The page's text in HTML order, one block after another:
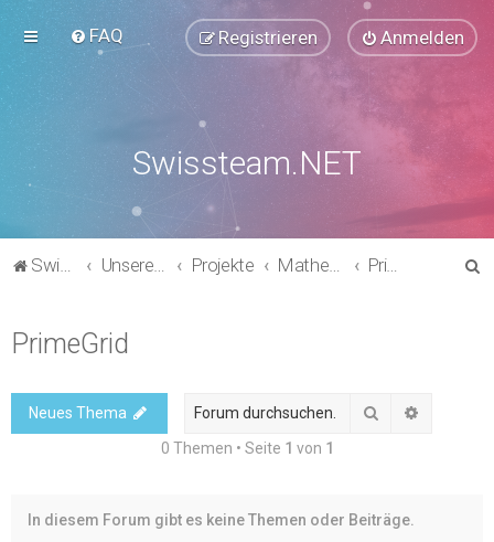
FAQ Anmelden
Registrieren
Swissteam.NET
Swissteam.NET Unsere Foren Projekte Mathematik & Kryptografie PrimeGrid
PrimeGrid
Neues Thema Suche
0 Themen • Seite 1 von 1
In diesem Forum gibt es keine Themen oder Beiträge.